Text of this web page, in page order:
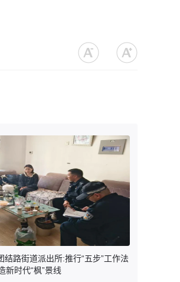
结路街道派出所:推行“五步”工作法
新时代“枫”景线